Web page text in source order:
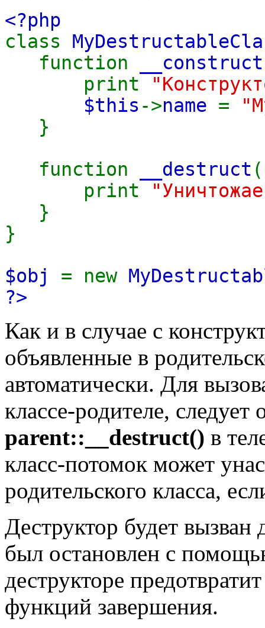
<?php
class
function
__construct
print
$this ->name =
}
function
__destruct
print
}
}
$obj = new
?>
Как и в случае с
объявленные в
автоматически. Для
классе-родителе, следует
parent::__destruct() в
класс-потомок может
родительского класса,
Деструктор будет вызван
был остановлен с
деструкторе
функций завершения.